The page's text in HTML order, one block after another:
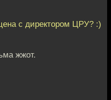
с директором ЦРУ? :)
жжот.